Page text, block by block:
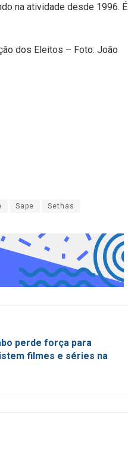
na atividade desde 1996. É
dos Eleitos – Foto: João
Sape Sethas
perde força para
filmes e séries na